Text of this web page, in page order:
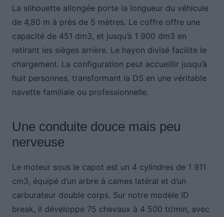
La silhouette allongée porte la longueur du véhicule
de 4,80 m à près de 5 mètres. Le coffre offre une
capacité de 451 dm3, et jusqu’à 1 900 dm3 en
retirant les sièges arrière. Le hayon divisé facilite le
chargement. La configuration peut accueillir jusqu’à
huit personnes, transformant la DS en une véritable
navette familiale ou professionnelle.
Une conduite douce mais peu
nerveuse
Le moteur sous le capot est un 4 cylindres de 1 911
cm3, équipé d’un arbre à cames latéral et d’un
carburateur double corps. Sur notre modèle ID
break, il développe 75 chevaux à 4 500 tr/min, avec